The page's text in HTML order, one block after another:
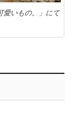
愛いもの。」にて